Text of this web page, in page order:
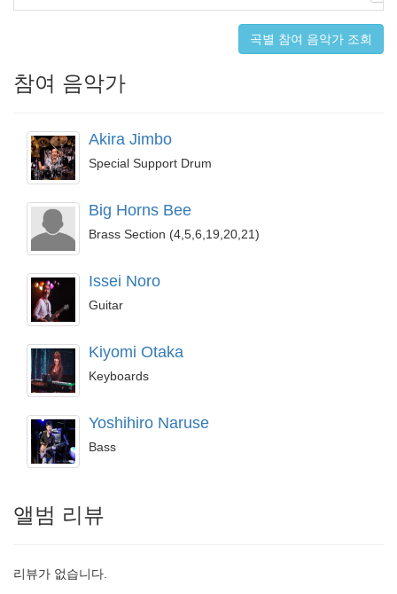
곡별 참여 음악가 조회
참여 음악가
Akira Jimbo
Special Support Drum
Big Horns Bee
Brass Section (4,5,6,19,20,21)
Issei Noro
Guitar
Kiyomi Otaka
Keyboards
Yoshihiro Naruse
Bass
앨범 리뷰
리뷰가 없습니다.